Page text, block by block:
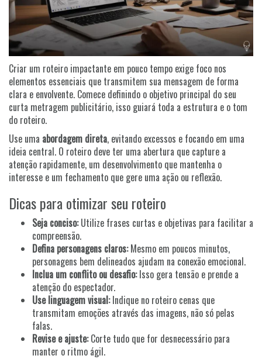
Criar um roteiro impactante em pouco tempo exige foco nos
elementos essenciais que transmitem sua mensagem de forma
clara e envolvente. Comece definindo o objetivo principal do seu
curta metragem publicitário, isso guiará toda a estrutura e o tom
do roteiro.
Use uma abordagem direta, evitando excessos e focando em uma
ideia central. O roteiro deve ter uma abertura que capture a
atenção rapidamente, um desenvolvimento que mantenha o
interesse e um fechamento que gere uma ação ou reflexão.
Dicas para otimizar seu roteiro
Seja conciso:Utilize frases curtas e objetivas para facilitar a
compreensão.
Defina personagens claros:Mesmo em poucos minutos,
personagens bem delineados ajudam na conexão emocional.
Inclua um conflito ou desafio:Isso gera tensão e prende a
atenção do espectador.
Use linguagem visual:Indique no roteiro cenas que
transmitam emoções através das imagens, não só pelas
falas.
Revise e ajuste:Corte tudo que for desnecessário para
manter o ritmo ágil.